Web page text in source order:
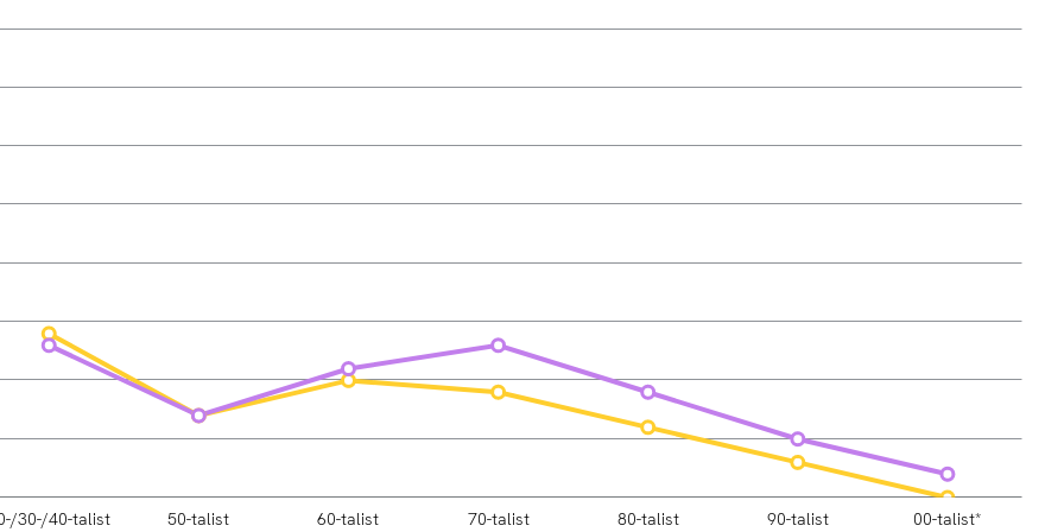
L
30-/40-talist 50-talist 60-talist 70-talist 80-talist 90-talist 00-talist*